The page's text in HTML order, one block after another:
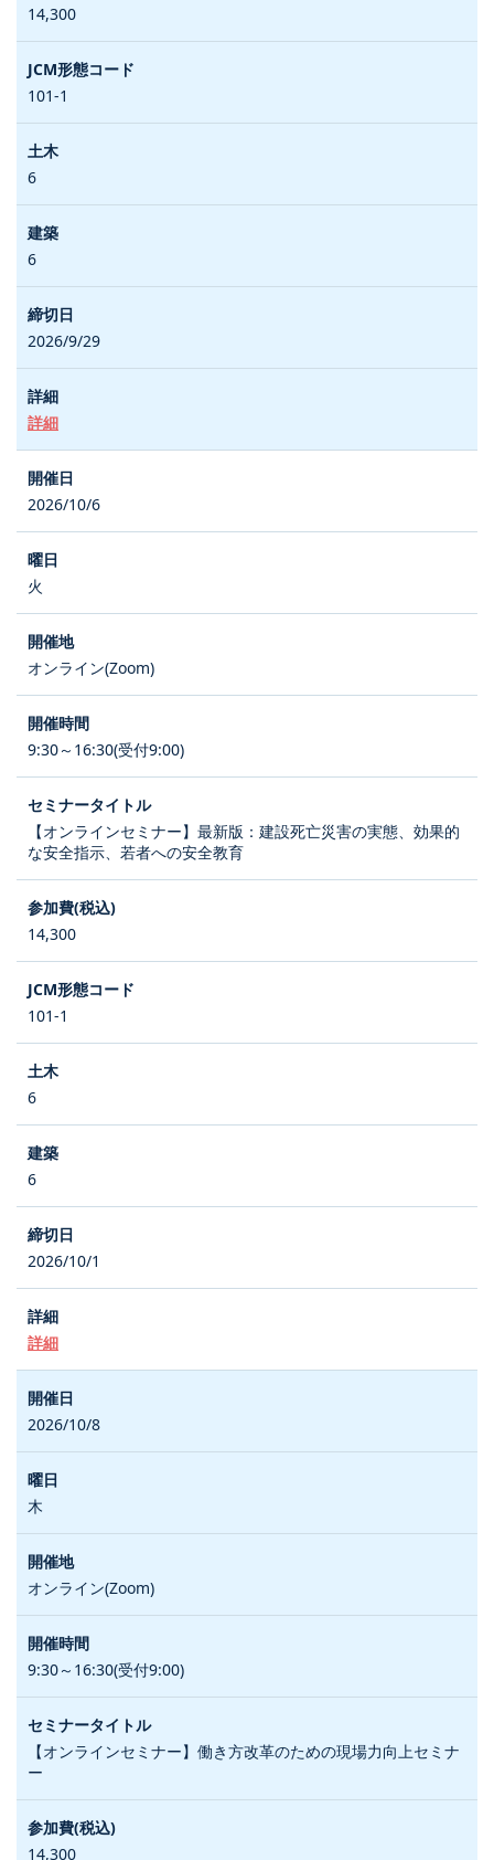
14,300
101-1
6
6
2026/9/29
詳細
2026/10/6
火
オンライン(Zoom)
9:30～16:30(受付9:00)
【オンラインセミナー】最新版：建設死亡災害の実態、効果的
な安全指示、若者への安全教育
14,300
101-1
6
6
2026/10/1
詳細
2026/10/8
木
オンライン(Zoom)
9:30～16:30(受付9:00)
【オンラインセミナー】働き方改革のための現場力向上セミナ
ー
14,300